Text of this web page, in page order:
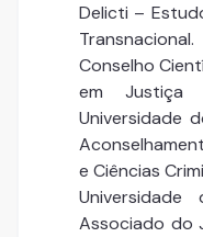
Delicti –
Conselho
em Justiça
Universidade
e Ciências
Associado do